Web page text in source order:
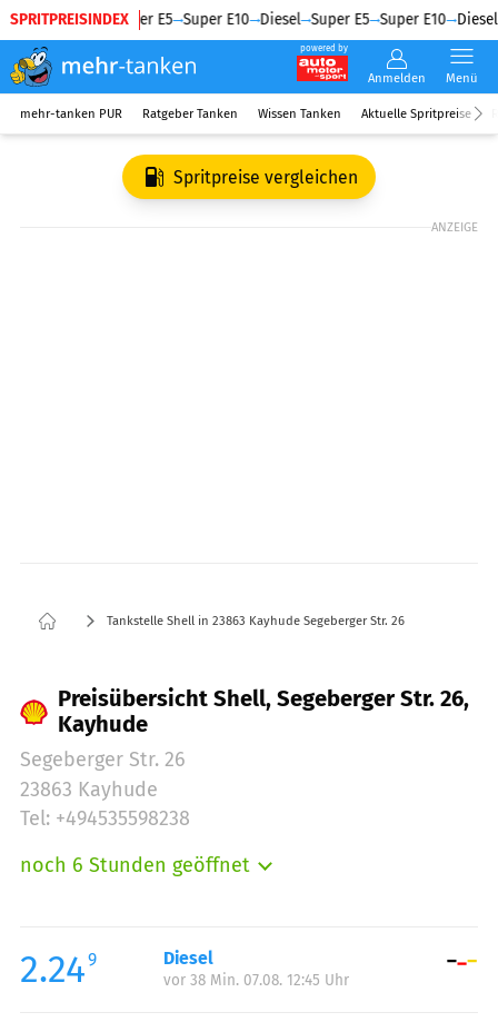
SPRITPREISINDEX
Diesel Super E5 Super E10 Diesel Super E5 Super E10 Diesel
powered by
Anmelden Menü
mehr-tanken PUR Ratgeber Tanken Wissen Tanken Aktuelle Spritpreise
Spritpreise vergleichen
ANZEIGE
Tankstelle Shell in 23863 Kayhude Segeberger Str. 26
Preisübersicht Shell, Segeberger Str. 26,
Kayhude
Segeberger Str. 26
23863 Kayhude
Tel: +494535598238
noch 6 Stunden geöffnet
Mittwoch:
05:00-22:00
Donnerstag:
2.249 Diesel
vor 38 Min. 07.08. 12:45 Uhr